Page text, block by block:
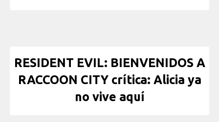
RESIDENT EVIL: BIENVENIDOS A
RACCOON CITY crítica: Alicia ya
no vive aquí